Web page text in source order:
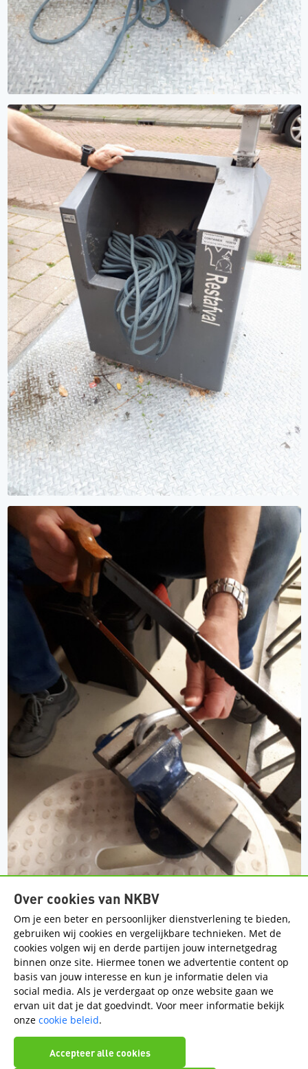
Handige pagina's
Contact Sociaal veilige sportomgeving Regios
Volg de regio op social media
Over cookies van NKBV
Om je een beter en persoonlijker dienstverlening te bieden,
gebruiken wij cookies en vergelijkbare technieken. Met de
cookies volgen wij en derde partijen jouw internetgedrag
binnen onze site. Hiermee tonen we advertentie content op
basis van jouw interesse en kun je informatie delen via
social media. Als je verdergaat op onze website gaan we
ervan uit dat je dat goedvindt. Voor meer informatie bekijk
onze cookie beleid.
Accepteer alle cookies